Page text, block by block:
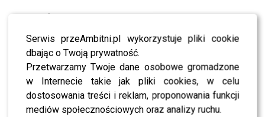
Serwis przeAmbitni.pl wykorzystuje pliki cookie
dbając o Twoją prywatność.
Przetwarzamy Twoje dane osobowe gromadzone
w Internecie takie jak pliki cookies, w celu
dostosowania treści i reklam, proponowania funkcji
mediów społecznościowych oraz analizy ruchu.
Hanna Żudziewicz ogłosiła swój powrót w mediach
społecznościowych, wywołując lawinę komentarzy
fanów. Napisała:
Wracam na parkiet “Tańca z
Gwiazdami”. I bardzo